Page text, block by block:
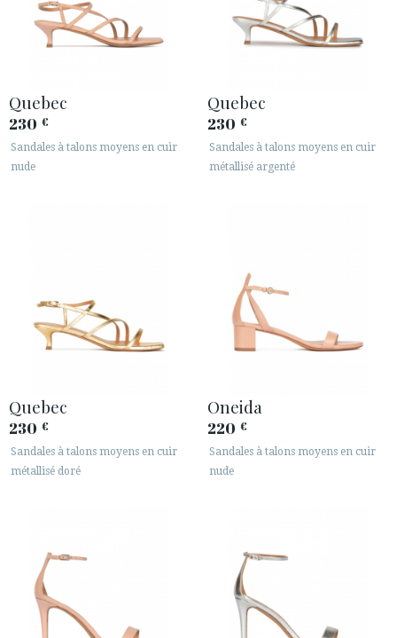
Quebec
230 €
Sandales à talons moyens en cuir
nude
Quebec
230 €
Sandales à talons moyens en cuir
métallisé argenté
Quebec
230 €
Sandales à talons moyens en cuir
métallisé doré
Oneida
220 €
Sandales à talons moyens en cuir
nude